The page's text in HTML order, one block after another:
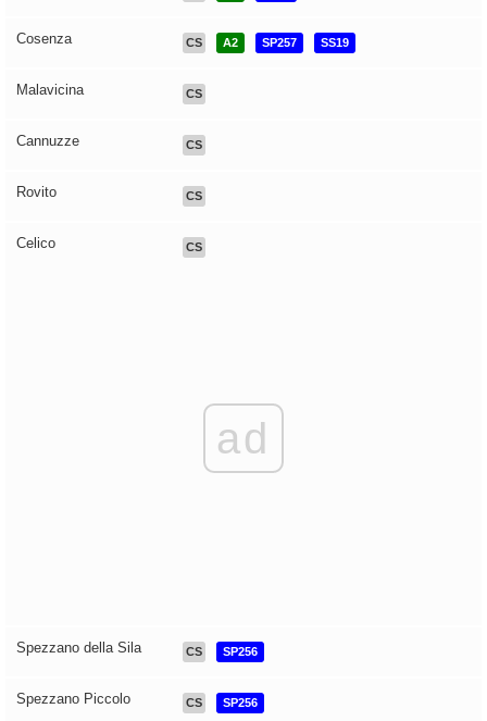
Cosenza CS A2 SP257 SS19
Malavicina CS
Cannuzze CS
Rovito CS
Celico CS
ad
Spezzano della Sila CS SP256
Spezzano Piccolo CS SP256